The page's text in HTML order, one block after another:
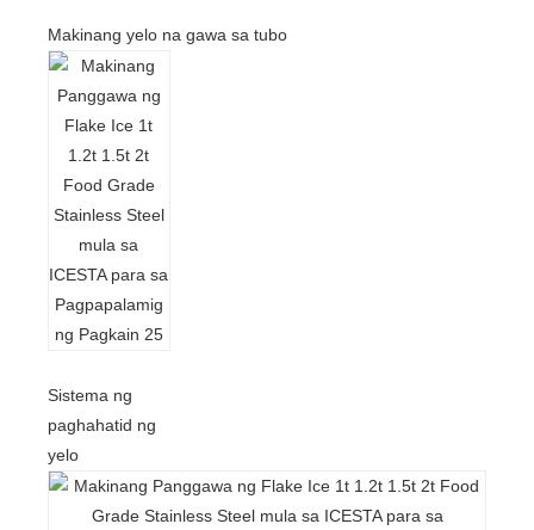
Makinang yelo na gawa sa tubo
Sistema ng
paghahatid ng
yelo